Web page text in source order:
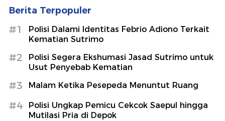
Berita Terpopuler
#1
Polisi Dalami Identitas Febrio Adiono Terkait
Kematian Sutrimo
#2
Polisi Segera Ekshumasi Jasad Sutrimo untuk
Usut Penyebab Kematian
#3 Malam Ketika Pesepeda Menuntut Ruang
#4
Polisi Ungkap Pemicu Cekcok Saepul hingga
Mutilasi Pria di Depok